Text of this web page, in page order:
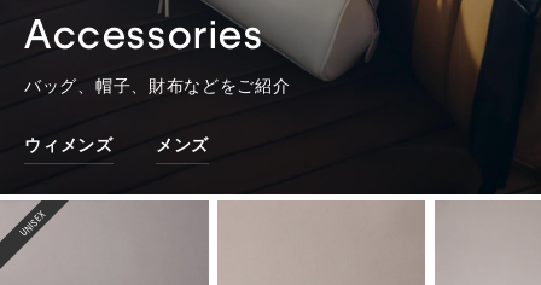
Accessories
バッグ、帽子、財布などをご紹介
ウィメンズ メンズ
UNISEX